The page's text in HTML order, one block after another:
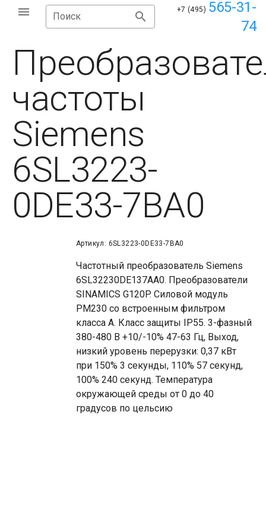
Поиск
+7 (495) 565-31-
74
частоты
Siemens
6SL3223-
0DE33-7BA0
Артикул: 6SL3223-0DE33-7BA0
Частотный преобразователь Siemens
6SL32230DE137AA0. Преобразователи
SINAMICS G120P. Силовой модуль
PM230 со встроенным фильтром
класса A. Класс защиты IP55. 3-фазный
380-480 В +10/-10% 47-63 Гц, Выход,
низкий уровень перерузки: 0,37 кВт
при 150% 3 секунды, 110% 57 секунд,
100% 240 секунд. Температура
окружающей среды от 0 до 40
градусов по цельсию